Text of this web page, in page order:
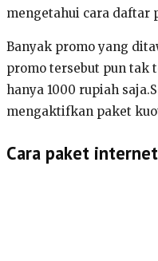
mengetahui cara daftar
Banyak promo yang
promo tersebut pun tak
hanya 1000 rupiah
mengaktifkan paket
Cara paket